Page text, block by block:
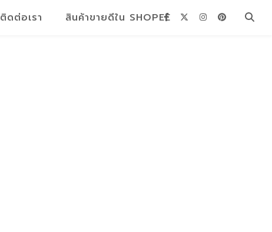
ติดต่อเรา สินค้าขายดีใน SHOPEE